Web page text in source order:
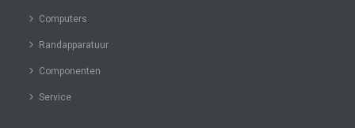
Computers
Randapparatuur
Componenten
Service